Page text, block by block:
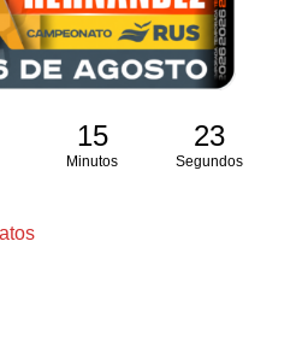
15
Minutos
23
Segundos